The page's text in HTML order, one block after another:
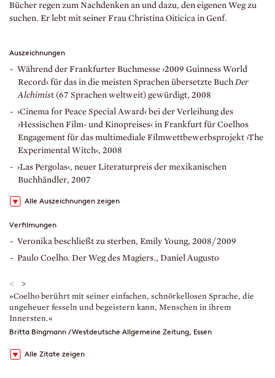
Bücher regen zum Nachdenken an und dazu, den eigenen Weg zu
suchen. Er lebt mit seiner Frau Christina Oiticica in Genf.
Auszeichnungen
Während der Frankfurter Buchmesse ›2009 Guinness World
Record‹ für das in die meisten Sprachen übersetzte Buch Der
Alchimist (67 Sprachen weltweit) gewürdigt, 2008
›Cinema for Peace Special Award‹ bei der Verleihung des
›Hessischen Film- und Kinopreises‹ in Frankfurt für Coelhos
Engagement für das multimediale Filmwettbewerbsprojekt ›The
Experimental Witch‹, 2008
›Las Pergolas‹, neuer Literaturpreis der mexikanischen
Buchhändler, 2007
Alle Auszeichnungen zeigen
Verfilmungen
Veronika beschließt zu sterben, Emily Young, 2008/2009
Paulo Coelho. Der Weg des Magiers., Daniel Augusto
< >
»Coelho berührt mit seiner einfachen, schnörkellosen Sprache, die
ungeheuer fesseln und begeistern kann, Menschen in ihrem
Innersten.«
Britta Bingmann / Westdeutsche Allgemeine Zeitung, Essen
Alle Zitate zeigen